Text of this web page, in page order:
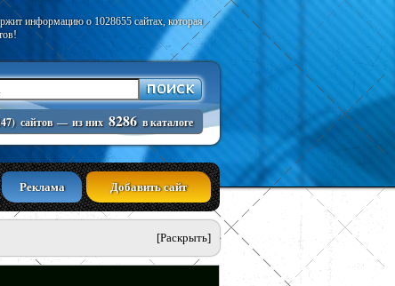
информацию о 1028655 сайтах, которая
сайтов — из них 8286 в каталоге
Реклама Добавить сайт
[Раскрыть]